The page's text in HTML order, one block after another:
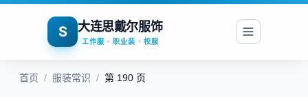
S 大连思戴尔服饰
工作服 · 职业装 · 校服
首页 / 服装常识 / 第 190 页